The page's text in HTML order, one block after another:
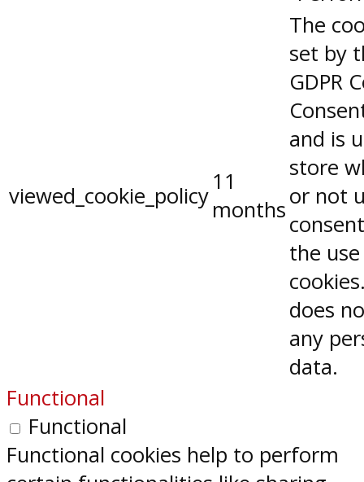
viewed_cookie_policy
11
months
The
set by
GDPR
and is
store
or not
the
does
any
data.
Functional
Functional
Functional cookies help to perform